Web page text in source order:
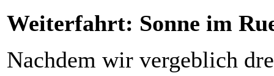
Weiterfahrt: Sonne im
Nachdem wir vergeblich